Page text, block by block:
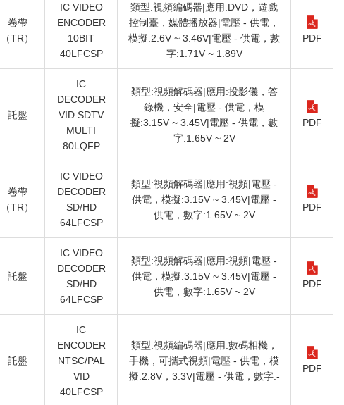
卷帶
（TR）
IC VIDEO
ENCODER
10BIT
40LFCSP
類型:視頻編碼器|應用:DVD，遊戲
控制臺，媒體播放器|電壓 - 供電，
模擬:2.6V ~ 3.46V|電壓 - 供電，數
字:1.71V ~ 1.89V
PDF
託盤
IC
DECODER
VID SDTV
MULTI
80LQFP
類型:視頻解碼器|應用:投影儀，答
錄機，安全|電壓 - 供電，模
擬:3.15V ~ 3.45V|電壓 - 供電，數
字:1.65V ~ 2V
PDF
卷帶
（TR）
IC VIDEO
DECODER
SD/HD
64LFCSP
類型:視頻解碼器|應用:視頻|電壓 -
供電，模擬:3.15V ~ 3.45V|電壓 -
供電，數字:1.65V ~ 2V
PDF
託盤
IC VIDEO
DECODER
SD/HD
64LFCSP
類型:視頻解碼器|應用:視頻|電壓 -
供電，模擬:3.15V ~ 3.45V|電壓 -
供電，數字:1.65V ~ 2V
PDF
託盤
IC
ENCODER
NTSC/PAL
VID
40LFCSP
類型:視頻編碼器|應用:數碼相機，
手機，可攜式視頻|電壓 - 供電，模
擬:2.8V，3.3V|電壓 - 供電，數字:-
PDF